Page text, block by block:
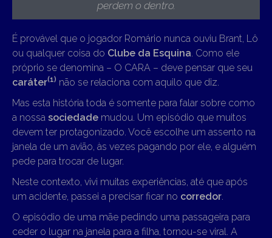
perdem o dentro.
É provável que o jogador Romário nunca ouviu Brant, Lô
ou qualquer coisa do Clube da Esquina. Como ele
próprio se denomina – O CARA – deve pensar que seu
caráter(1) não se relaciona com aquilo que diz.
Mas esta história toda é somente para falar sobre como
a nossa sociedade mudou. Um episódio que muitos
devem ter protagonizado. Você escolhe um assento na
janela de um avião, às vezes pagando por ele, e alguém
pede para trocar de lugar.
Neste contexto, vivi muitas experiências, até que após
um acidente, passei a precisar ficar no corredor.
O episódio de uma mãe pedindo uma passageira para
ceder o lugar na janela para a filha, tornou-se viral. A